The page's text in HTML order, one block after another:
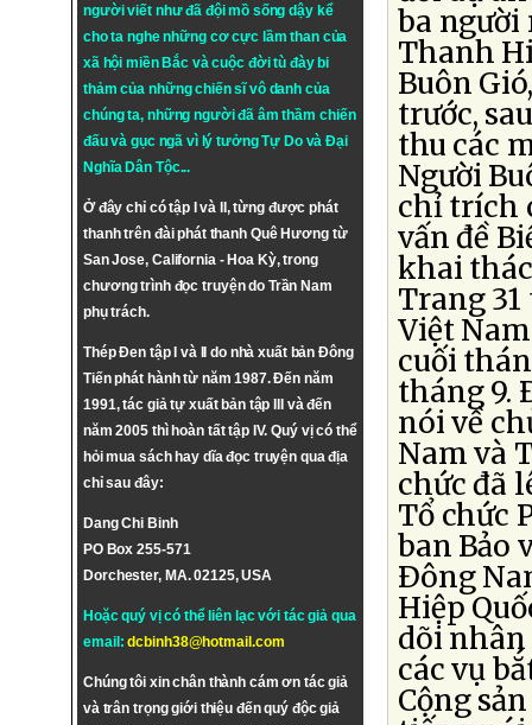
người viết như đã đội mồ sống dậy kể
cho ta nghe những cơ cực lầm than của
xã hội miền Bắc và cuộc đời tù đày bi
thảm của những chiến sĩ vô danh của
chúng ta, những người đã âm thầm chiến
đấu và gục ngã vì lý tưởngTự DovàĐại
Nghĩa Dân Tộc...
Ở đây chỉ có tập I và II, từng được phát
thanh trên đài phát thanh Quê Hương từ
San Jose, California - Hoa Kỳ, trong
chương trình đọc truyện do Trần Nam
phụ trách.
Thép Đen tập I và II do nhà xuất bản Đông
Tiến phát hành từ năm 1987. Đến năm
1991, tác giả tự xuất bản tập III và đến
năm 2005 thì hoàn tất tập IV. Quý vị có thể
hỏi mua sách hay dĩa đọc truyện qua địa
chỉ sau đây:
Dang Chi Binh
PO Box 255-571
Dorchester, MA. 02125, USA
Hoặc quý vị có thể liên lạc với tác giả qua
email:dcbinh38@hotmail.com
Chúng tôi xin chân thành cám ơn tác giả
và trân trọng giới thiệu đến quý độc giả
ba người
Thanh
Buôn
trước,
thu các
Người
chỉ trích
vấn đề
khai
Trang
Việt
cuối
tháng 9.
nói về
Nam và
chức đã
Tổ chức
ban Bảo
Ðông
Hiệp
dõi
các vụ
Cộng